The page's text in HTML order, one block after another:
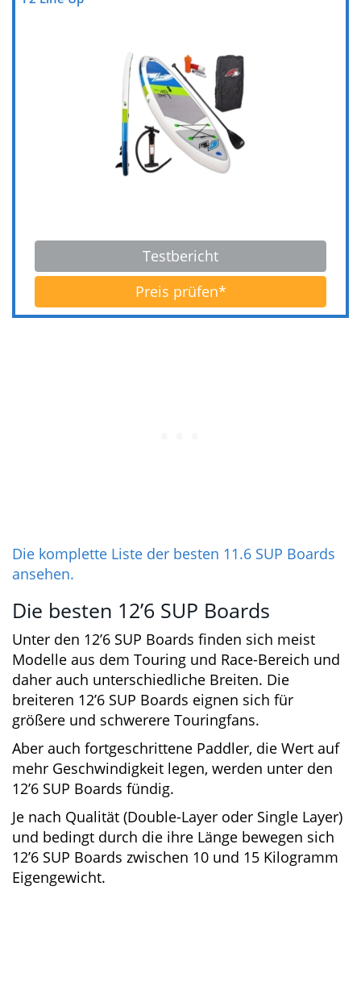
Die komplette Liste der besten 11.6 SUP Boards
ansehen.
Die besten 12’6 SUP Boards
Unter den 12’6 SUP Boards finden sich meist
Modelle aus dem Touring und Race-Bereich
und daher auch unterschiedliche Breiten. Die
breiteren 12’6 SUP Boards eignen sich für
größere und schwerere Touringfans.
Aber auch fortgeschrittene Paddler, die Wert
auf mehr Geschwindigkeit legen, werden unter
den 12’6 SUP Boards fündig.